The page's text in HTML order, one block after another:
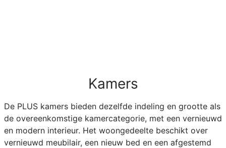
Kamers
De PLUS kamers bieden dezelfde indeling en grootte als
de overeenkomstige kamercategorie, met een vernieuwd
en modern interieur. Het woongedeelte beschikt over
vernieuwd meubilair, een nieuw bed en een afgestemd